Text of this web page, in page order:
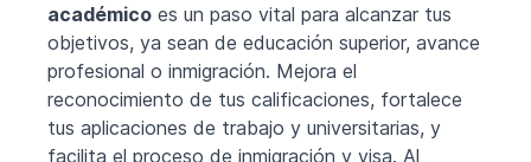
académico es un paso vital para alcanzar tus
objetivos, ya sean de educación superior, avance
profesional o inmigración. Mejora el
reconocimiento de tus calificaciones, fortalece
tus aplicaciones de trabajo y universitarias, y
facilita el proceso de inmigración y visa. Al